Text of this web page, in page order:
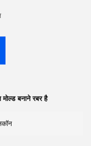
बनाने रबर है